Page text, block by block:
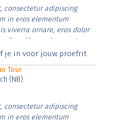
consectetur adipiscing
in eros elementum
viverra ornare, eros dolor
diam libero vitae erat.
cursus id rutrum lorem
je in voor jouw proefrit
Tour
(NB)
consectetur adipiscing
in eros elementum